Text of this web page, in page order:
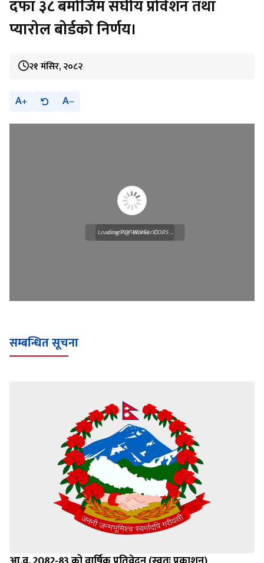
दफा ३८ बमोजिम संघीय प्रोवेशन तथा
प्यारोल बोर्डको निर्णय।
२१ मंसिर, २०८२
A A
Loading WEBGL 3D ...
Loading PDF Worker CORS ...
सम्बन्धित सूचना